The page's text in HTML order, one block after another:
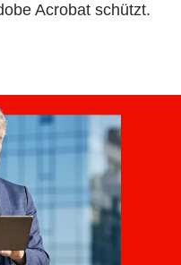
Acrobat schützt.